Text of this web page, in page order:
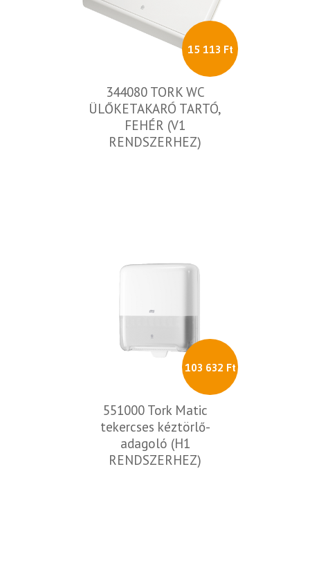
15 113 Ft
344080 TORK WC
ÜLŐKETAKARÓ TARTÓ,
FEHÉR (V1
RENDSZERHEZ)
103 632 Ft
551000 Tork Matic
tekercses kéztörlő-
adagoló (H1
RENDSZERHEZ)